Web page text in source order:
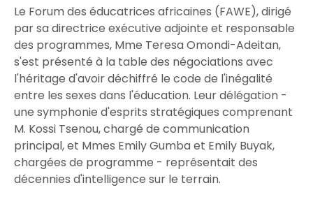
Le Forum des éducatrices africaines (FAWE), dirigé
par sa directrice exécutive adjointe et responsable
des programmes, Mme Teresa Omondi-Adeitan,
s'est présenté à la table des négociations avec
l'héritage d'avoir déchiffré le code de l'inégalité
entre les sexes dans l'éducation. Leur délégation -
une symphonie d'esprits stratégiques comprenant
M. Kossi Tsenou, chargé de communication
principal, et Mmes Emily Gumba et Emily Buyak,
chargées de programme - représentait des
décennies d'intelligence sur le terrain.